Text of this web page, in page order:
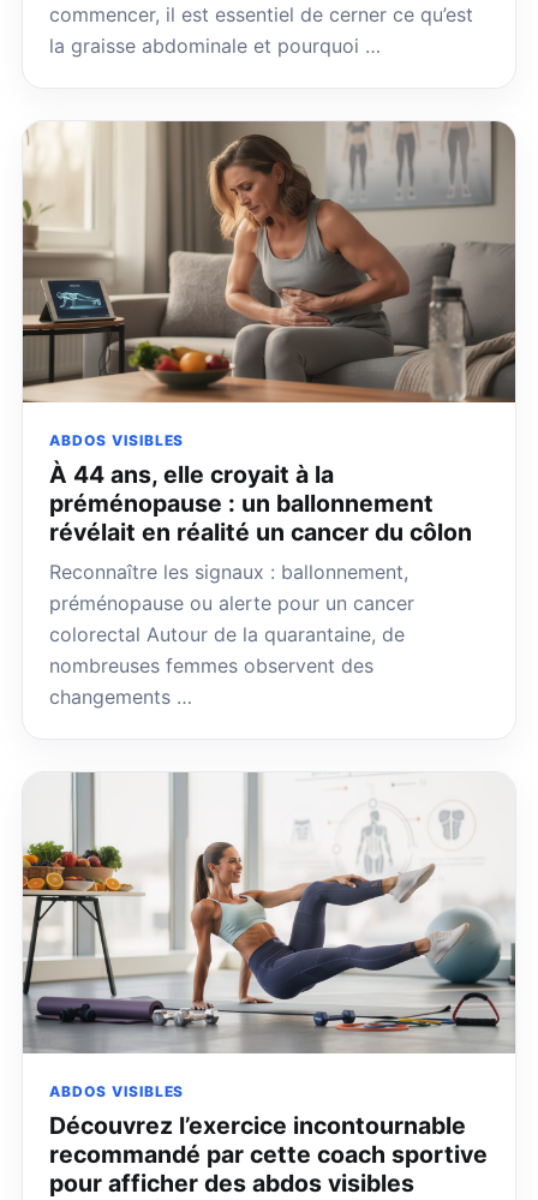
commencer, il est essentiel de cerner ce qu’est
la graisse abdominale et pourquoi …
ABDOS VISIBLES
À 44 ans, elle croyait à la
préménopause : un ballonnement
révélait en réalité un cancer du côlon
Reconnaître les signaux : ballonnement,
préménopause ou alerte pour un cancer
colorectal Autour de la quarantaine, de
nombreuses femmes observent des
changements …
ABDOS VISIBLES
Découvrez l’exercice incontournable
recommandé par cette coach sportive
pour afficher des abdos visibles